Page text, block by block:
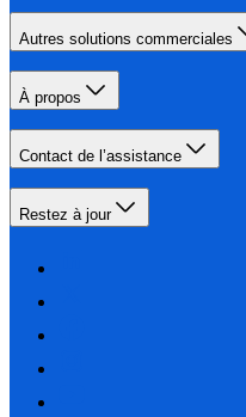
Autres solutions commerciales
À propos
Contact de l’assistance
Restez à jour